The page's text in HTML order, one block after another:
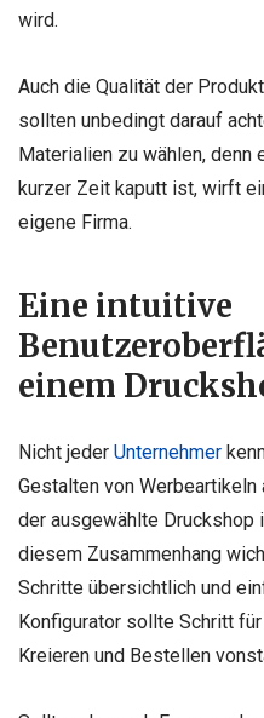
wird.
Auch die Qualität der
sollten unbedingt darauf
Materialien zu wählen, denn
kurzer Zeit kaputt ist, wirft
eigene Firma.
Eine intuitive
einem
Nicht jeder Unternehmer
Gestalten von
der ausgewählte Druckshop
diesem Zusammenhang
Schritte übersichtlich und
Konfigurator sollte Schritt
Kreieren und Bestellen